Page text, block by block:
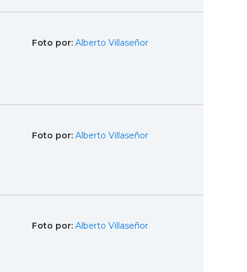
Foto por: Alberto Villaseñor
Foto por: Alberto Villaseñor
Foto por: Alberto Villaseñor